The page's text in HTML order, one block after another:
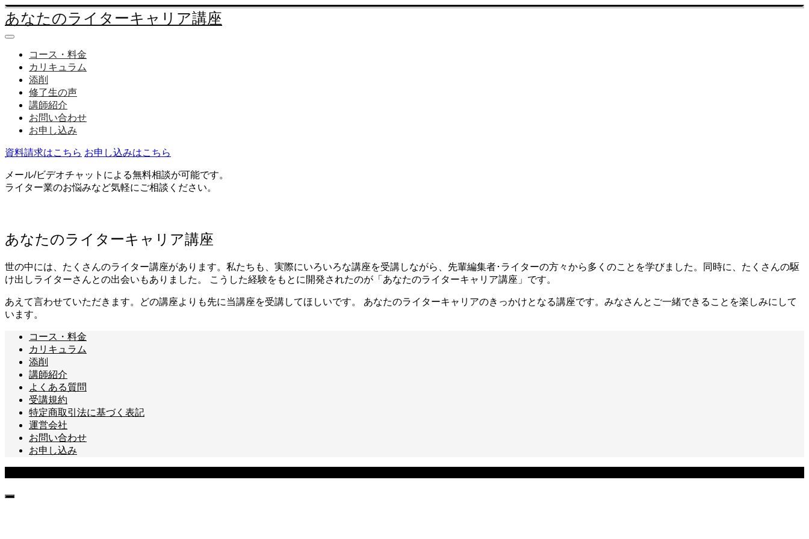
あなたのライターキャリア講座
コース・料金
カリキュラム
添削
修了生の声
講師紹介
お問い合わせ
お申し込み
資料請求はこちら お申し込みはこちら
メール/ビデオチャットによる無料相談が可能です。
ライター業のお悩みなど気軽にご相談ください。
あなたのライターキャリア講座
世の中には、たくさんのライター講座があります。私たちも、実際にいろいろな講座を受講しながら、先輩編集者･ライターの方々から多くのことを学びました。同時に、たくさんの駆
け出しライターさんとの出会いもありました。 こうした経験をもとに開発されたのが「あなたのライターキャリア講座」です。
あえて言わせていただきます。どの講座よりも先に当講座を受講してほしいです。 あなたのライターキャリアのきっかけとなる講座です。みなさんとご一緒できることを楽しみにして
います。
コース・料金
カリキュラム
添削
講師紹介
よくある質問
受講規約
特定商取引法に基づく表記
運営会社
お問い合わせ
お申し込み